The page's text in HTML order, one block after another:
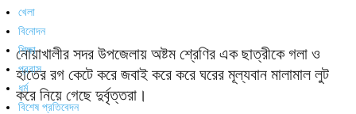
খেলা
বিনোদন
শিক্ষা
প্রবাস
ধর্ম
বিশেষ প্রতিবেদন
নোয়াখালীর সদর উপজেলায় অষ্টম শ্রেণির এক ছাত্রীকে গলা ও
হাতের রগ কেটে করে জবাই করে করে ঘরের মূল্যবান মালামাল লুট
করে নিয়ে গেছে দুর্বৃত্তরা।